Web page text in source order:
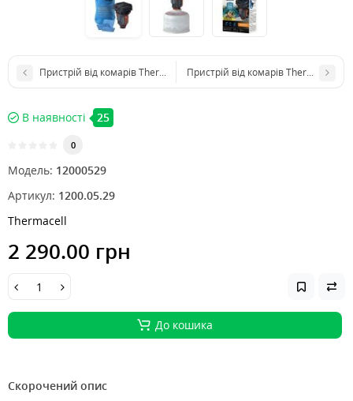
Пристрій від комарів Thermacell MR-300 Portable Mosquito Repeller
Пристрій від комарів Thermacell
В наявності 25
0
Модель: 12000529
Артикул: 1200.05.29
Thermacell
2 290.00 грн
До кошика
Скорочений опис